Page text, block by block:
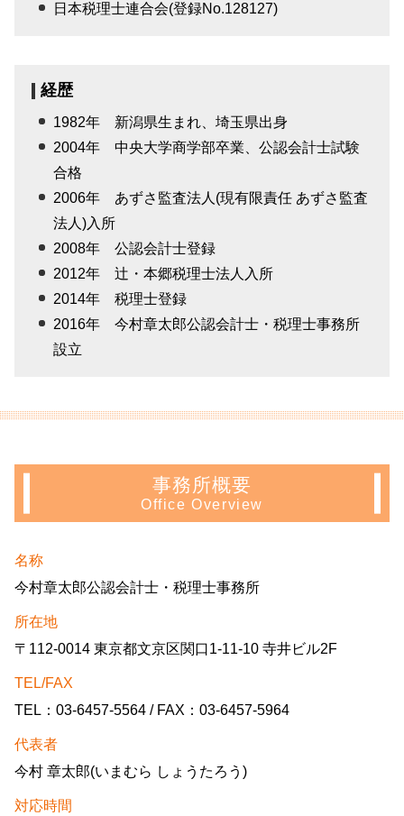
日本税理士連合会(登録No.128127)
経歴
1982年 新潟県生まれ、埼玉県出身
2004年 中央大学商学部卒業、公認会計士試験
合格
2006年 あずさ監査法人(現有限責任 あずさ監査
法人)入所
2008年 公認会計士登録
2012年 辻・本郷税理士法人入所
2014年 税理士登録
2016年 今村章太郎公認会計士・税理士事務所
設立
事務所概要
Office Overview
名称
今村章太郎公認会計士・税理士事務所
所在地
〒112-0014 東京都文京区関口1-11-10 寺井ビル2F
TEL/FAX
TEL：03-6457-5564 / FAX：03-6457-5964
代表者
今村 章太郎(いまむら しょうたろう)
対応時間